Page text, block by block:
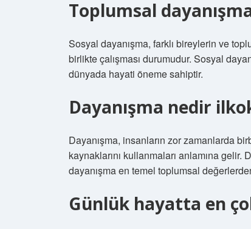
Toplumsal
Sosyal dayanışma, farklı bireylerin ve
birlikte çalışması durumudur. Sosyal
dünyada hayati öneme sahiptir.
Dayanışma nedir
Dayanışma, insanların zor zamanlarda
kaynaklarını kullanmaları anlamına
dayanışma en temel toplumsal
Günlük hayatta en